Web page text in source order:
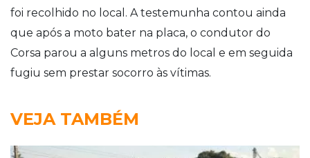
foi recolhido no local. A testemunha contou ainda
que após a moto bater na placa, o condutor do
Corsa parou a alguns metros do local e em seguida
fugiu sem prestar socorro às vítimas.
VEJA TAMBÉM